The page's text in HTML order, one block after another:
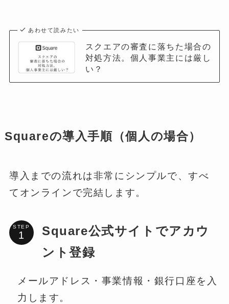
あわせて読みたい
スクエアの審査に落ちた場合の
対処方法。個人事業主には厳し
い？
Squareの導入手順（個人の場合）
導入までの流れは非常にシンプルで、すべ
てオンラインで完結します。
STEP
Square公式サイトでアカウ
ント登録
メールアドレス・事業情報・銀行口座を入
力します。